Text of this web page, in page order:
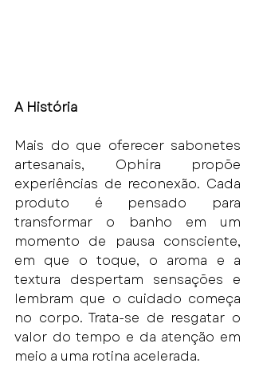
A História
Mais do que oferecer sabonetes
artesanais, Ophíra propõe
experiências de reconexão. Cada
produto é pensado para
transformar o banho em um
momento de pausa consciente,
em que o toque, o aroma e a
textura despertam sensações e
lembram que o cuidado começa
no corpo. Trata-se de resgatar o
valor do tempo e da atenção em
meio a uma rotina acelerada.